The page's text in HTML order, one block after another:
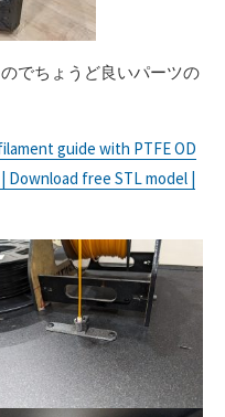
でちょうど良いパーツの
guide with PTFE OD
Download free STL model |